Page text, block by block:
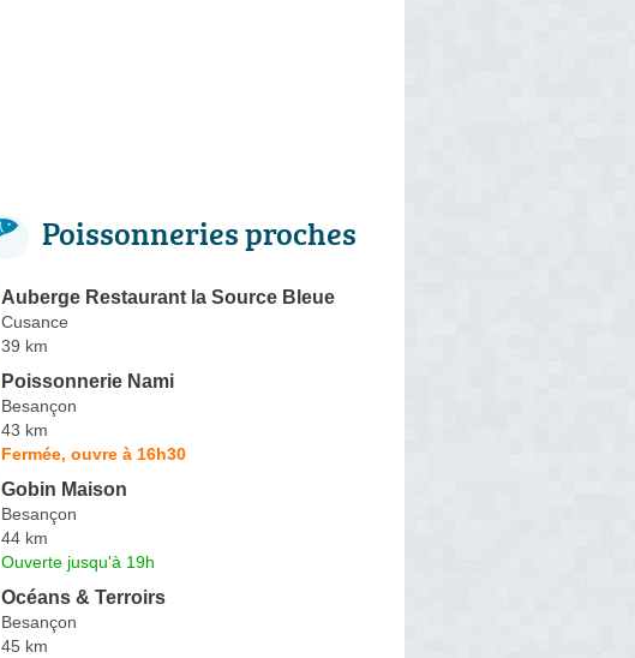
Poissonneries proches
Auberge Restaurant la Source Bleue
Cusance
39 km
Poissonnerie Nami
Besançon
43 km
Fermée, ouvre à 16h30
Gobin Maison
Besançon
44 km
Ouverte jusqu'à 19h
Océans & Terroirs
Besançon
45 km